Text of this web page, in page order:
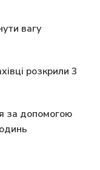
вагу
розкрили 3
за допомогою